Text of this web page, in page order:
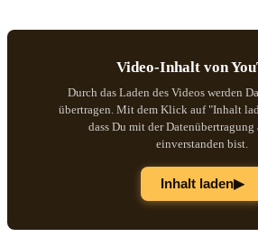
Video-Inhalt von
Durch das Laden des Videos werden
übertragen. Mit dem Klick auf "Inhalt
dass Du mit der Datenübertragung
einverstanden bist.
Inhalt laden▶